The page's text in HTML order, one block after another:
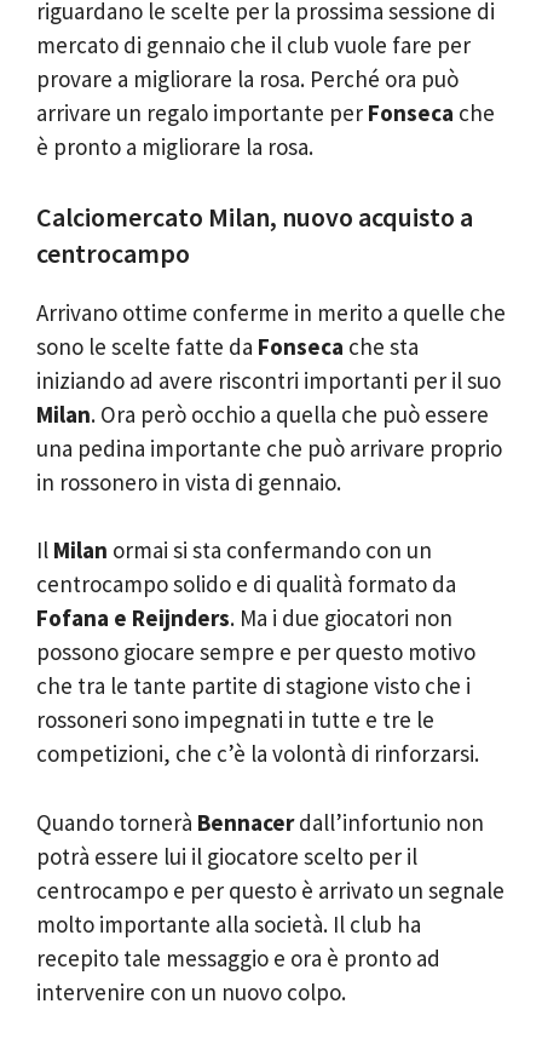
riguardano le scelte per la prossima sessione di
mercato di gennaio che il club vuole fare per
provare a migliorare la rosa. Perché ora può
arrivare un regalo importante per Fonseca che
è pronto a migliorare la rosa.
Calciomercato Milan, nuovo acquisto a
centrocampo
Arrivano ottime conferme in merito a quelle che
sono le scelte fatte da Fonseca che sta
iniziando ad avere riscontri importanti per il suo
Milan. Ora però occhio a quella che può essere
una pedina importante che può arrivare proprio
in rossonero in vista di gennaio.
Il Milan ormai si sta confermando con un
centrocampo solido e di qualità formato da
Fofana e Reijnders. Ma i due giocatori non
possono giocare sempre e per questo motivo
che tra le tante partite di stagione visto che i
rossoneri sono impegnati in tutte e tre le
competizioni, che c’è la volontà di rinforzarsi.
Quando tornerà Bennacerdall’infortunio non
potrà essere lui il giocatore scelto per il
centrocampo e per questo è arrivato un segnale
molto importante alla società. Il club ha
recepito tale messaggio e ora è pronto ad
intervenire con un nuovo colpo.